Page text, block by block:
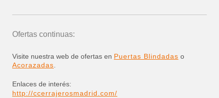
Ofertas continuas:
Visite nuestra web de ofertas en Puertas Blindadas o
Acorazadas
Enlaces de interés:
http://ccerrajerosmadrid.com/